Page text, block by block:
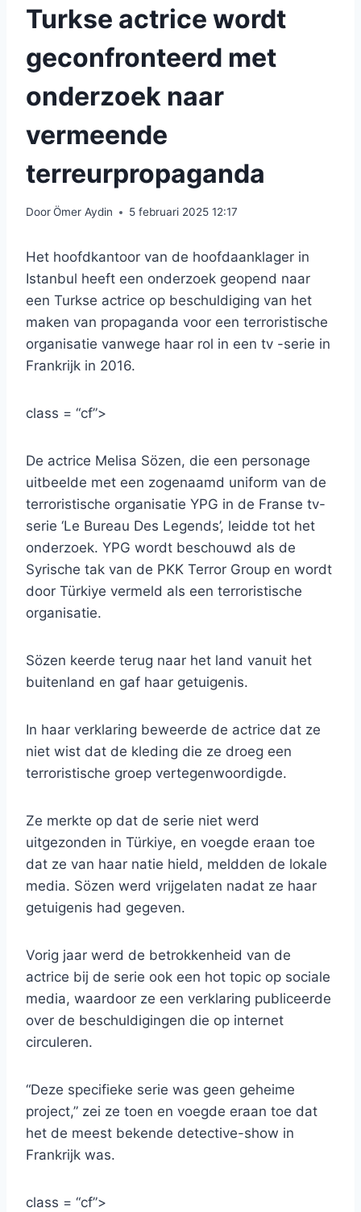
Turkse actrice wordt
geconfronteerd met
onderzoek naar
vermeende
terreurpropaganda
DoorÖmer Aydin 5 februari 2025 12:17
Het hoofdkantoor van de hoofdaanklager in
Istanbul heeft een onderzoek geopend naar
een Turkse actrice op beschuldiging van het
maken van propaganda voor een terroristische
organisatie vanwege haar rol in een tv -serie in
Frankrijk in 2016.
class = “cf”>
De actrice Melisa Sözen, die een personage
uitbeelde met een zogenaamd uniform van de
terroristische organisatie YPG in de Franse tv-
serie ‘Le Bureau Des Legends’, leidde tot het
onderzoek. YPG wordt beschouwd als de
Syrische tak van de PKK Terror Group en wordt
door Türkiye vermeld als een terroristische
organisatie.
Sözen keerde terug naar het land vanuit het
buitenland en gaf haar getuigenis.
In haar verklaring beweerde de actrice dat ze
niet wist dat de kleding die ze droeg een
terroristische groep vertegenwoordigde.
Ze merkte op dat de serie niet werd
uitgezonden in Türkiye, en voegde eraan toe
dat ze van haar natie hield, meldden de lokale
media. Sözen werd vrijgelaten nadat ze haar
getuigenis had gegeven.
Vorig jaar werd de betrokkenheid van de
actrice bij de serie ook een hot topic op sociale
media, waardoor ze een verklaring publiceerde
over de beschuldigingen die op internet
circuleren.
“Deze specifieke serie was geen geheime
project,” zei ze toen en voegde eraan toe dat
het de meest bekende detective-show in
Frankrijk was.
class = “cf”>